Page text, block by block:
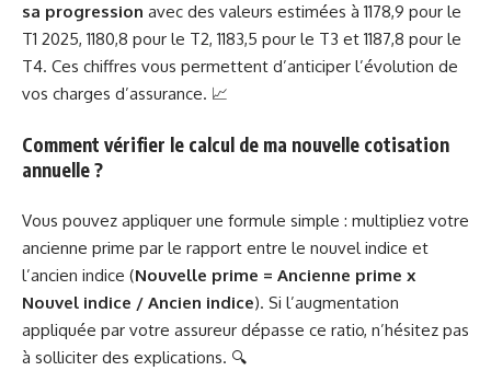
sa progression avec des valeurs estimées à 1178,9 pour le
T1 2025, 1180,8 pour le T2, 1183,5 pour le T3 et 1187,8 pour le
T4. Ces chiffres vous permettent d’anticiper l’évolution de
vos charges d’assurance. 📈
Comment vérifier le calcul de ma nouvelle cotisation
annuelle ?
Vous pouvez appliquer une formule simple : multipliez votre
ancienne prime par le rapport entre le nouvel indice et
l’ancien indice (Nouvelle prime = Ancienne prime x
Nouvel indice / Ancien indice). Si l’augmentation
appliquée par votre assureur dépasse ce ratio, n’hésitez pas
à solliciter des explications. 🔍